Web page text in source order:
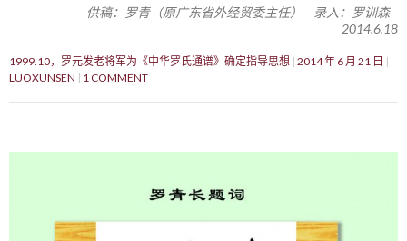
供稿：罗青（原广东省外经贸委主任） 录入：罗训森
2014.6.18
1999.10，罗元发老将军为《中华罗氏通谱》确定指导思想 2014 年 6 月 21 日
LUOXUNSEN
1 COMMENT